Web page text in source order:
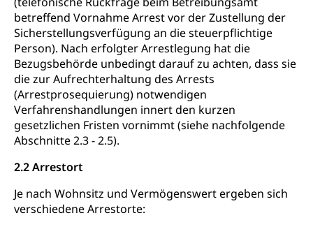
betreffend Vornahme Arrest vor der Zustellung der
Sicherstellungsverfügung an die steuerpflichtige
Person). Nach erfolgter Arrestlegung hat die
Bezugsbehörde unbedingt darauf zu achten, dass sie
die zur Aufrechterhaltung des Arrests
(Arrestprosequierung) notwendigen
Verfahrenshandlungen innert den kurzen
gesetzlichen Fristen vornimmt (siehe nachfolgende
Abschnitte 2.3 - 2.5).
2.2 Arrestort
Je nach Wohnsitz und Vermögenswert ergeben sich
verschiedene Arrestorte: